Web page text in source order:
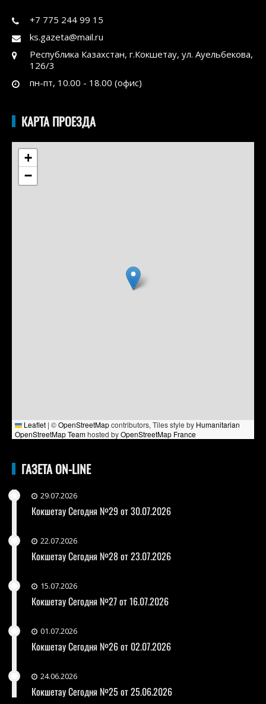
+7 775 244 99 15
ks.gazeta@mail.ru
Республика Казахстан, г.Кокшетау, ул. Ауельбекова,
126/3
пн-пт, 10.00 - 18.00 (офис)
КАРТА ПРОЕЗДА
+
−
Leaflet | ©OpenStreetMapcontributors, Tiles style by Humanitarian
OpenStreetMap Teamhosted byOpenStreetMap France
ГАЗЕТА ON-LINE
29.07.2026
Кокшетау Сегодня №29 от 30.07.2026
22.07.2026
Кокшетау Сегодня №28 от 23.07.2026
15.07.2026
Кокшетау Сегодня №27 от 16.07.2026
01.07.2026
Кокшетау Сегодня №26 от 02.07.2026
24.06.2026
Кокшетау Сегодня №25 от 25.06.2026